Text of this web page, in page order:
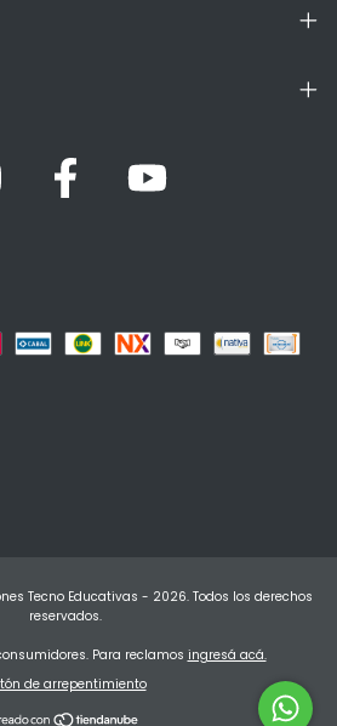
Tecno Educativas - 2026. Todos los derechos
reservados.
Para reclamos ingresá acá.
de arrepentimiento